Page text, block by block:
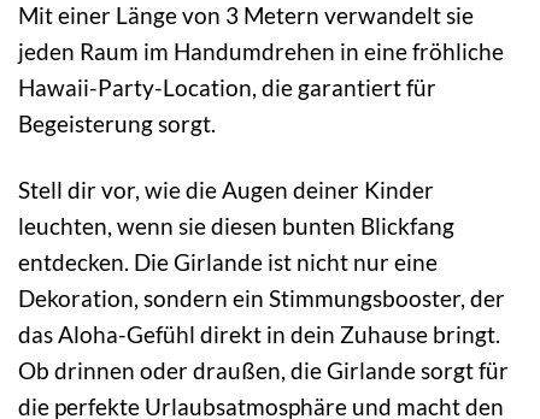
Mit einer Länge von 3 Metern verwandelt sie
jeden Raum im Handumdrehen in eine fröhliche
Hawaii-Party-Location, die garantiert für
Begeisterung sorgt.
Stell dir vor, wie die Augen deiner Kinder
leuchten, wenn sie diesen bunten Blickfang
entdecken. Die Girlande ist nicht nur eine
Dekoration, sondern ein Stimmungsbooster, der
das Aloha-Gefühl direkt in dein Zuhause bringt.
Ob drinnen oder draußen, die Girlande sorgt für
die perfekte Urlaubsatmosphäre und macht den